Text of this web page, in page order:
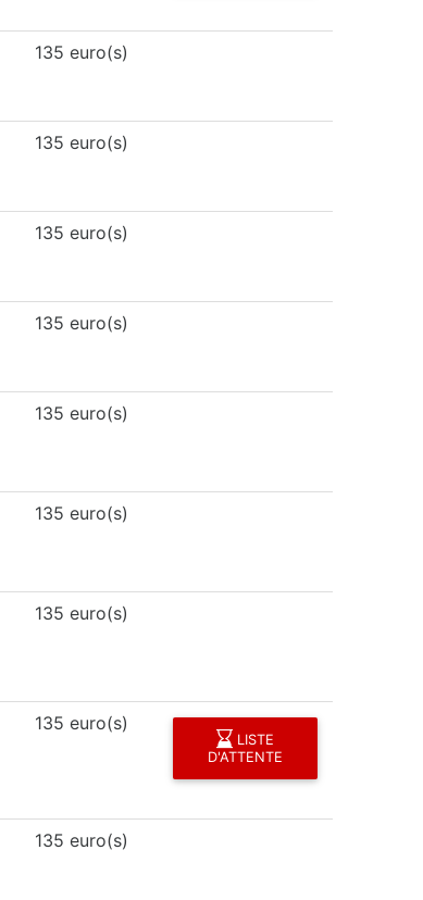
135 euro(s)
135 euro(s)
135 euro(s)
135 euro(s)
135 euro(s)
135 euro(s)
135 euro(s)
135 euro(s)
LISTE
D'ATTENTE
135 euro(s)